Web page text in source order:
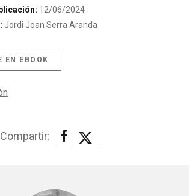
12/06/2024
Jordi Joan Serra Aranda
EN EBOOK
Compartir: